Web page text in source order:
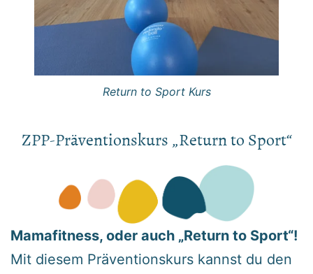
Return to Sport Kurs
ZPP-Präventionskurs „Return to Sport“
Mamafitness, oder auch „Return to Sport“!
Mit diesem Präventionskurs kannst du den